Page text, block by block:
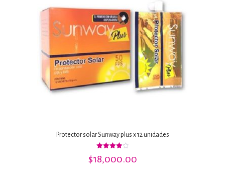
Protector solar Sunway plus x 12 unidades
con
$18,000.00